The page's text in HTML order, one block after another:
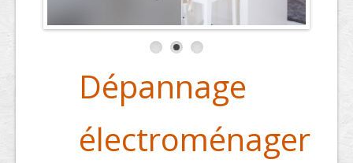
Dépannage
électroménager